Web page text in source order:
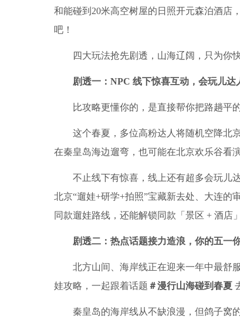
和能碰到20米高空树屋的日照开元森泊酒店
吧！
四大玩法抢先剧透，山海辽阔，只为你
剧透一： NPC 线下惊喜互动，会玩儿达
比攻略更懂你的，是直接帮你把路趟平的
这个春夏，多位高粉达人将随机空降北
在秦皇岛海边遛弯，也可能在北京欢乐谷看
不止线下有惊喜，线上还有超多会玩儿
北京“遛娃+研学+拍照”宝藏新去处、大连
同款遛娃路线，还能解锁同款「景区 + 酒店
剧透二：热点话题接力造浪，你的五一
北方山间、海岸线正在迎来一年中最舒
娃攻略，一起跟着话题 ＃漫行山海碰到春夏
秦皇岛的海岸线从不缺浪漫，但鸽子窝